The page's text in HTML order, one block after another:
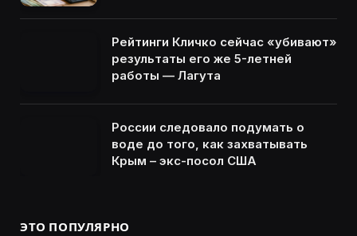
Рейтинги Кличко сейчас «убивают»
результаты его же 5-летней
работы — Лагута
России следовало подумать о
воде до того, как захватывать
Крым – экс-посол США
ЭТО ПОПУЛЯРНО